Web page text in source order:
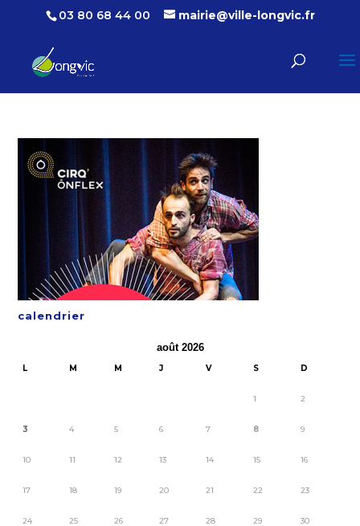
03 80 68 44 00 mairie@ville-longvic.fr
calendrier
août 2026
L M M J V S D
1 2
3 4 5 6 7 8 9
10 11 12 13 14 15 16
17 18 19 20 21 22 23
24 25 26 27 28 29 30